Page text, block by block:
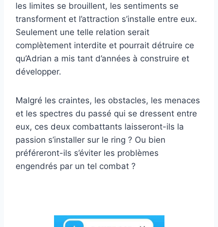
les limites se brouillent, les sentiments se
transforment et l’attraction s’installe entre eux.
Seulement une telle relation serait
complètement interdite et pourrait détruire ce
qu’Adrian a mis tant d’années à construire et
développer.
Malgré les craintes, les obstacles, les menaces
et les spectres du passé qui se dressent entre
eux, ces deux combattants laisseront-ils la
passion s’installer sur le ring ? Ou bien
préféreront-ils s’éviter les problèmes
engendrés par un tel combat ?